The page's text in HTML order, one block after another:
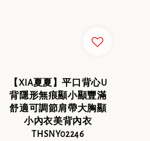
【XIA夏夏】平口背心U
背隱形無痕顯小顯豐滿
舒適可調節肩帶大胸顯
小內衣美背內衣
THSNY02246